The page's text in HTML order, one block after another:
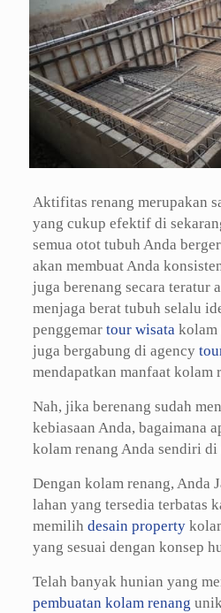
Aktifitas renang merupakan
yang cukup efektif di
semua otot tubuh Anda
akan membuat Anda
juga berenang secara teratur
menjaga berat tubuh selalu
penggemar tour wisatakolam
juga bergabung di agency
mendapatkan manfaat kolam
Nah, jika berenang sudah
kebiasaan Anda, bagaimana
kolam renang Anda sendiri di
Dengan kolam renang, Anda
lahan yang tersedia terbatas
memilih desain property
yang sesuai dengan konsep
Telah banyak hunian yang
pembuatan kolam renang